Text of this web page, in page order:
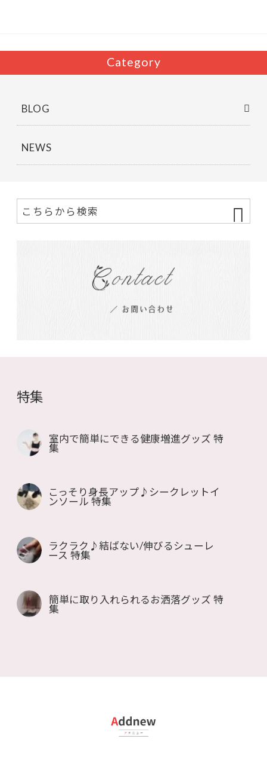
Category
BLOG
NEWS
特集
室内で簡単にできる健康増進グッズ 特
集
こっそり身長アップ♪シークレットイ
ンソール 特集
ラクラク♪結ばない/伸びるシューレ
ース 特集
簡単に取り入れられるお洒落グッズ 特
集